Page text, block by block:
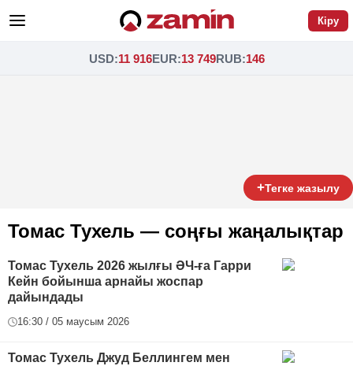
Кіру
USD:11 916EUR:13 749RUB:146
+Тегке жазылу
Томас Тухель — соңғы жаңалықтар
Томас Тухель 2026 жылғы ӘЧ-ға Гарри
Кейн бойынша арнайы жоспар
дайындады
16:30 / 05 маусым 2026
Томас Тухель Джуд Беллингем мен